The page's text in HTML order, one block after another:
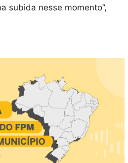
subida nesse momento”,